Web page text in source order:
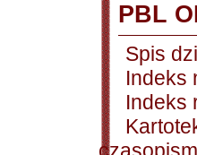
PBL
Spis
Indeks
Indeks